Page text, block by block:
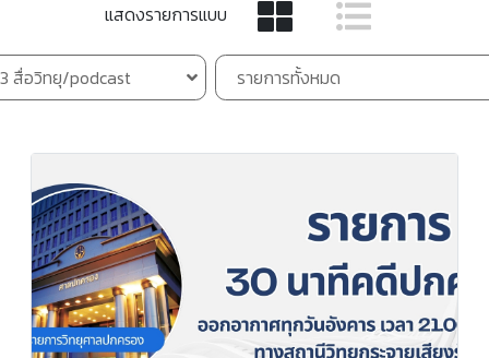
แสดงรายการแบบ
สื่อวิทยุ/podcast รายการทั้งหมด